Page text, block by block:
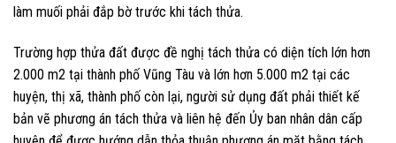
làm muối phải đắp bờ trước khi tách thửa.
Trường hợp thửa đất được đề nghị tách thửa có diện tích lớn hơn
2.000 m2 tại thành phố Vũng Tàu và lớn hơn 5.000 m2 tại các
huyện, thị xã, thành phố còn lại, người sử dụng đất phải thiết kế
bản vẽ phương án tách thửa và liên hệ đến Ủy ban nhân dân cấp